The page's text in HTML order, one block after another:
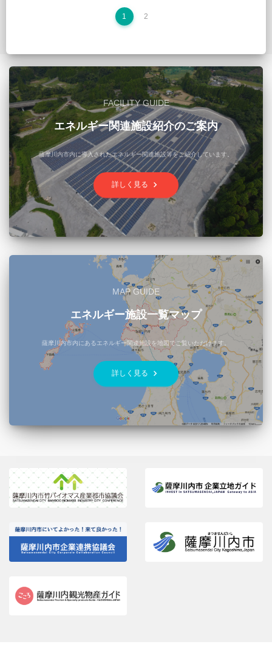
1 2
FACILITY GUIDE
エネルギー関連施設紹介のご案内
薩摩川内市内に導入されたエネルギー関連施設等をご紹介しています。
詳しく見る keyboard_arrow_right
MAP GUIDE
エネルギー施設一覧マップ
薩摩川内市内にあるエネルギー関連施設を地図でご覧いただけます。
詳しく見る keyboard_arrow_right